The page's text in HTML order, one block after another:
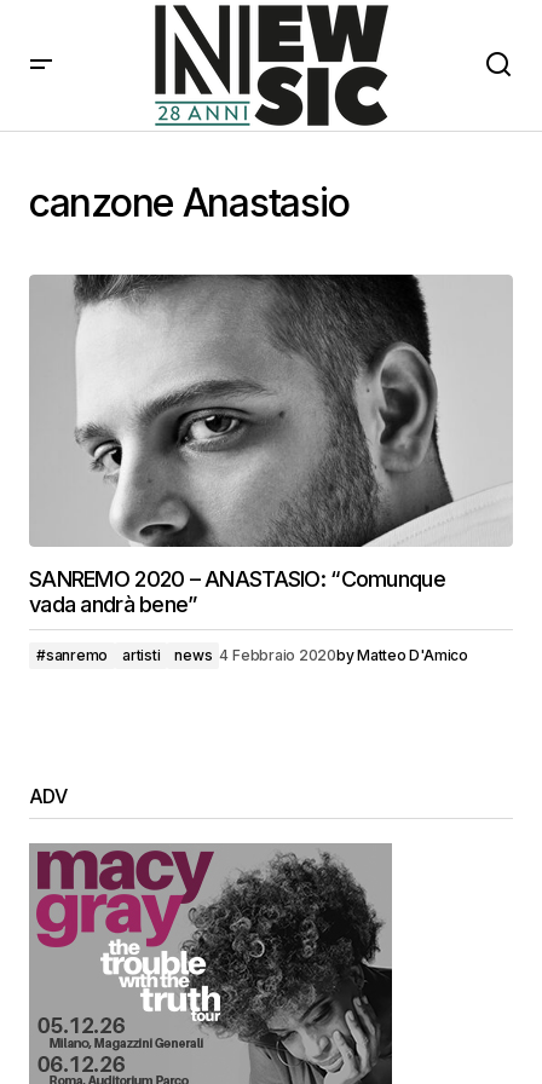
canzone Anastasio
SANREMO 2020 – ANASTASIO: “Comunque
vada andrà bene”
#sanremo artisti news 4 Febbraio 2020byMatteo D'Amico
ADV